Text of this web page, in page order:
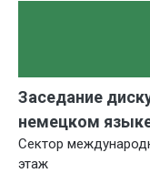
Заседание
немецком
Сектор
этаж